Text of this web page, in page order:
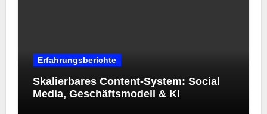
Erfahrungsberichte
Skalierbares Content-System: Social
Media, Geschäftsmodell & KI